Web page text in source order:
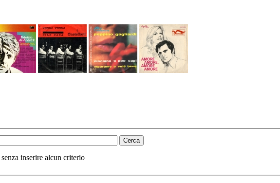
senza inserire alcun criterio